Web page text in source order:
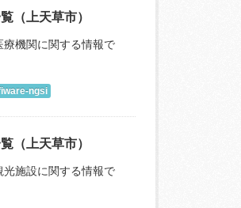
（上天草市）
療機関に関する情報で
ngsi
（上天草市）
光施設に関する情報で